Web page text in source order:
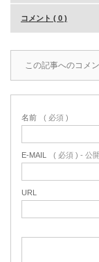
コメント ( 0 )
この記事へのコメ
名前 ( 必須 )
E-MAIL ( 必須 ) - 公
URL